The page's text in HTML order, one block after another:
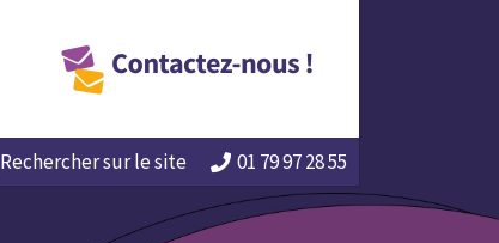
Recherchersur le site 01 79 97 28 55